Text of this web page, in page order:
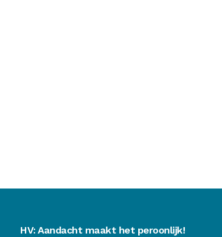
HV: Aandacht maakt het peroonlijk!